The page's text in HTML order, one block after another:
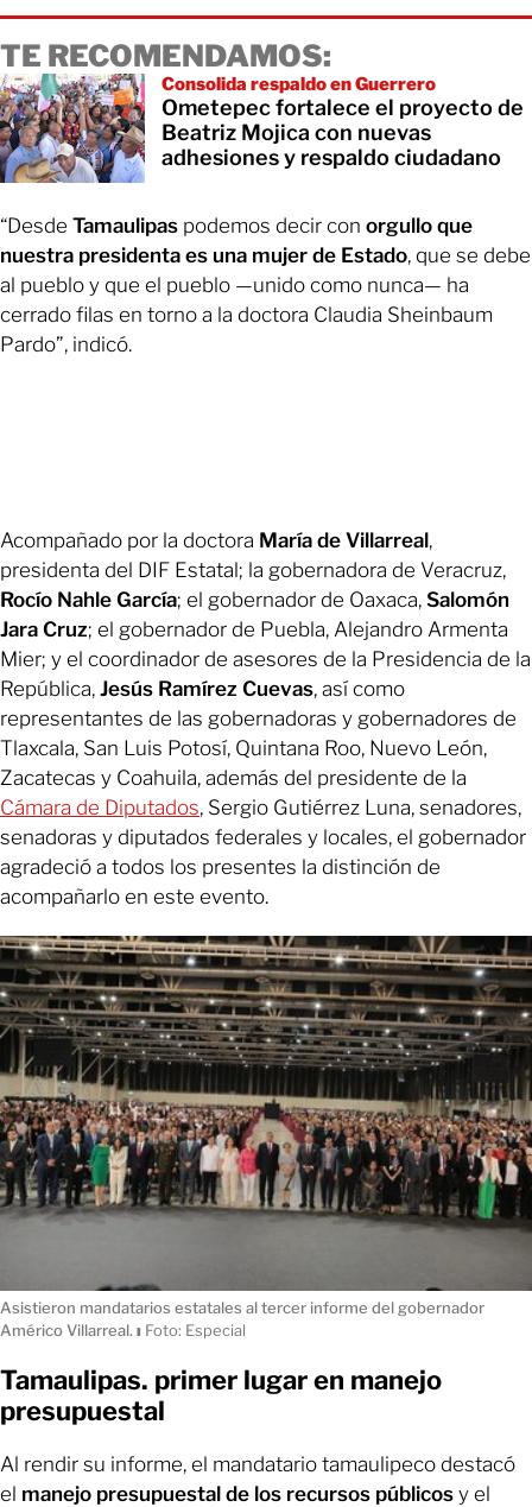
TE RECOMENDAMOS:
Consolida respaldo en Guerrero
Ometepec fortalece el proyecto de
Beatriz Mojica con nuevas
adhesiones y respaldo ciudadano
“Desde Tamaulipas podemos decir con orgullo que
nuestra presidenta es una mujer de Estado, que se debe
al pueblo y que el pueblo —unido como nunca— ha
cerrado filas en torno a la doctora Claudia Sheinbaum
Pardo”, indicó.
Acompañado por la doctora María de Villarreal,
presidenta del DIF Estatal; la gobernadora de Veracruz,
Rocío Nahle García; el gobernador de Oaxaca, Salomón
Jara Cruz; el gobernador de Puebla, Alejandro Armenta
Mier; y el coordinador de asesores de la Presidencia de la
República, Jesús Ramírez Cuevas, así como
representantes de las gobernadoras y gobernadores de
Tlaxcala, San Luis Potosí, Quintana Roo, Nuevo León,
Zacatecas y Coahuila, además del presidente de la
Cámara de Diputados, Sergio Gutiérrez Luna, senadores,
senadoras y diputados federales y locales, el gobernador
agradeció a todos los presentes la distinción de
acompañarlo en este evento.
Asistieron mandatarios estatales al tercer informe del gobernador
Américo Villarreal. ı Foto: Especial
Tamaulipas. primer lugar en manejo
presupuestal
Al rendir su informe, el mandatario tamaulipeco destacó
el manejo presupuestal de los recursos públicos y el